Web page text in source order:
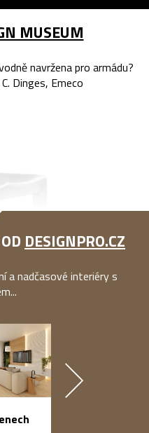
MUSEUM
navržena pro armádu?
Dinges, Emeco
DESIGNPRO.CZ
a nadčasové interiéry s